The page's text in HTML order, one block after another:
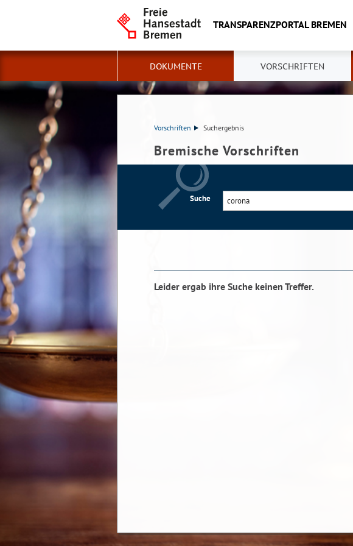
TRANSPARENZPORTAL BREMEN
DOKUMENTE VORSCHRIFTEN
Vorschriften Suchergebnis
Bremische Vorschriften
Suche
Leider ergab ihre Suche keinen Treffer.